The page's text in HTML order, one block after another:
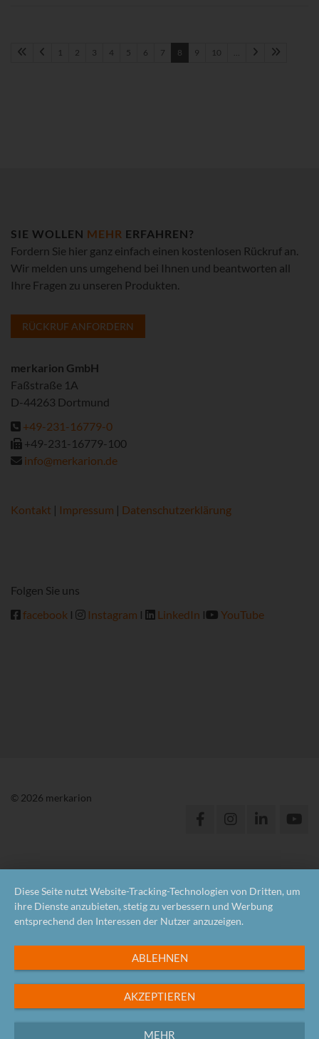
1 2 3 4 5 6 7 8 9 10 …
SIE WOLLEN MEHR ERFAHREN?
Fordern Sie hier ganz einfach einen kostenlosen Rückruf an.
Wir melden uns umgehend bei Ihnen und beantworten all
Ihre Fragen zu unseren Produkten.
RÜCKRUF ANFORDERN
merkarion GmbH
Faßstraße 1A
D-44263 Dortmund
+49-231-16779-0
+49-231-16779-100
info@merkarion.de
Kontakt | Impressum | Datenschutzerklärung
Folgen Sie uns
facebook I Instagram I LinkedIn I YouTube
© 2026 merkarion
Diese Seite nutzt Website-Tracking-Technologien von Dritten, um
ihre Dienste anzubieten, stetig zu verbessern und Werbung
entsprechend den Interessen der Nutzer anzuzeigen.
ABLEHNEN
AKZEPTIEREN
MEHR